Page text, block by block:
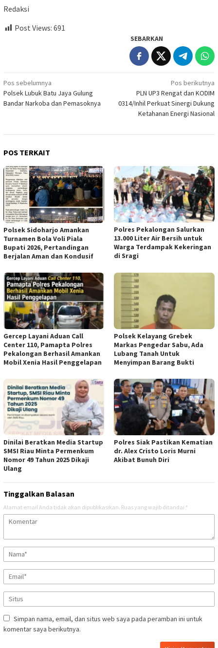
Redaksi
Post Views: 691
SEBARKAN
Navigasi
pos
Pos sebelumnya
Polsek Lubuk Batu Jaya Gulung
Bandar Narkoba dan Pemasoknya
Pos berikutnya
PLN UP3 Rengat dan KODIM
0314/Inhil Perkuat Sinergi Dukung
Ketahanan Energi Nasional
POS TERKAIT
Polsek Sidoharjo Amankan
Turnamen Bola Voli Piala
Bupati 2026, Pertandingan
Berjalan Aman dan Kondusif
Polres Pekalongan Salurkan
13.000 Liter Air Bersih untuk
Warga Terdampak Kekeringan
di Sragi
Gercep Layani Aduan Call
Center 110, Pamapta Polres
Pekalongan Berhasil Amankan
Mobil Xenia Hasil Penggelapan
Polsek Kelayang Grebek
Markas Pengedar Sabu, Ada
Lubang Tanah Untuk
Menyimpan Barang Bukti
Dinilai Beratkan Media Startup
SMSI Riau Minta Permenkum
Nomor 49 Tahun 2025 Dikaji
Ulang
Polres Siak Pastikan Kematian
dr. Alex Cristo Loris Murni
Akibat Bunuh Diri
Tinggalkan Balasan
Alamat email Anda tidak akan dipublikasikan. Ruas yang wajib ditandai *
Simpan nama, email, dan situs web saya pada peramban ini untuk
komentar saya berikutnya.